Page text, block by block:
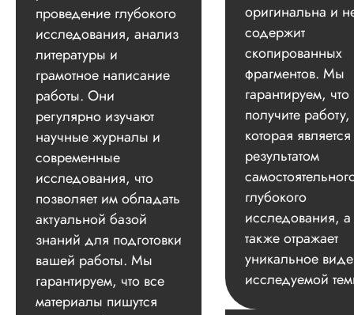
проведение глубокого
исследования, анализ
литературы и
грамотное написание
работы. Они
регулярно изучают
научные журналы и
современные
исследования, что
позволяет им обладать
актуальной базой
знаний для подготовки
вашей работы. Мы
гарантируем, что все
материалы пишутся
оригинальна и
содержит
скопированных
фрагментов. Мы
гарантируем,
получите работу,
которая является
результатом
глубокого
исследования, а
также отражает
уникальное
исследуемой